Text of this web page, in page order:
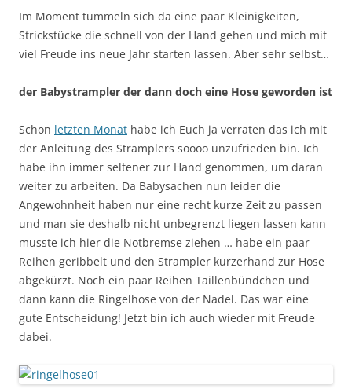
Im Moment tummeln sich da eine paar Kleinigkeiten,
Strickstücke die schnell von der Hand gehen und mich mit
viel Freude ins neue Jahr starten lassen. Aber sehr selbst…
der Babystrampler der dann doch eine Hose geworden ist
Schon letzten Monat habe ich Euch ja verraten das ich mit
der Anleitung des Stramplers soooo unzufrieden bin. Ich
habe ihn immer seltener zur Hand genommen, um daran
weiter zu arbeiten. Da Babysachen nun leider die
Angewohnheit haben nur eine recht kurze Zeit zu passen
und man sie deshalb nicht unbegrenzt liegen lassen kann
musste ich hier die Notbremse ziehen … habe ein paar
Reihen geribbelt und den Strampler kurzerhand zur Hose
abgekürzt. Noch ein paar Reihen Taillenbündchen und
dann kann die Ringelhose von der Nadel. Das war eine
gute Entscheidung! Jetzt bin ich auch wieder mit Freude
dabei.